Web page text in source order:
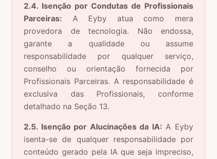
2.4. Isenção por Condutas de Profissionais
Parceiras: A Eyby atua como mera
provedora de tecnologia. Não endossa,
garante a qualidade ou assume
responsabilidade por qualquer serviço,
conselho ou orientação fornecida por
Profissionais Parceiras. A responsabilidade é
exclusiva das Profissionais, conforme
detalhado na Seção 13.
2.5. Isenção por Alucinações da IA: A Eyby
isenta-se de qualquer responsabilidade por
conteúdo gerado pela IA que seja impreciso,